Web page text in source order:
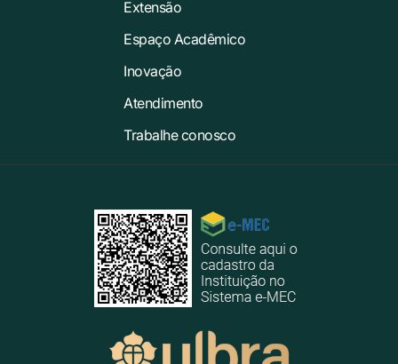
Extensão
Espaço Acadêmico
Inovação
Atendimento
Trabalhe conosco